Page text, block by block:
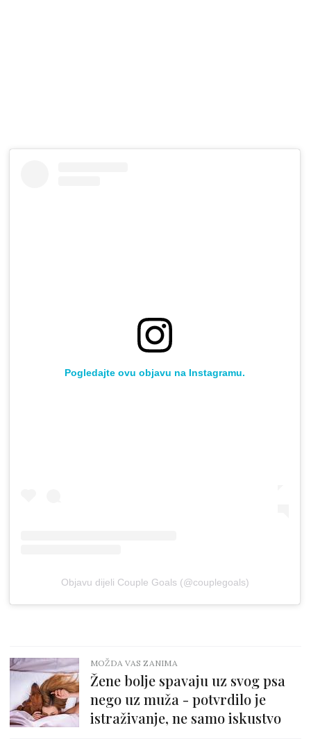
Pogledajte ovu objavu na Instagramu.
Objavu dijeli Couple Goals (@couplegoals)
MOŽDA VAS ZANIMA
Žene bolje spavaju uz svog psa
nego uz muža - potvrdilo je
istraživanje, ne samo iskustvo